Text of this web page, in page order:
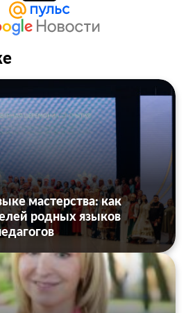
мастерства: как
родных языков